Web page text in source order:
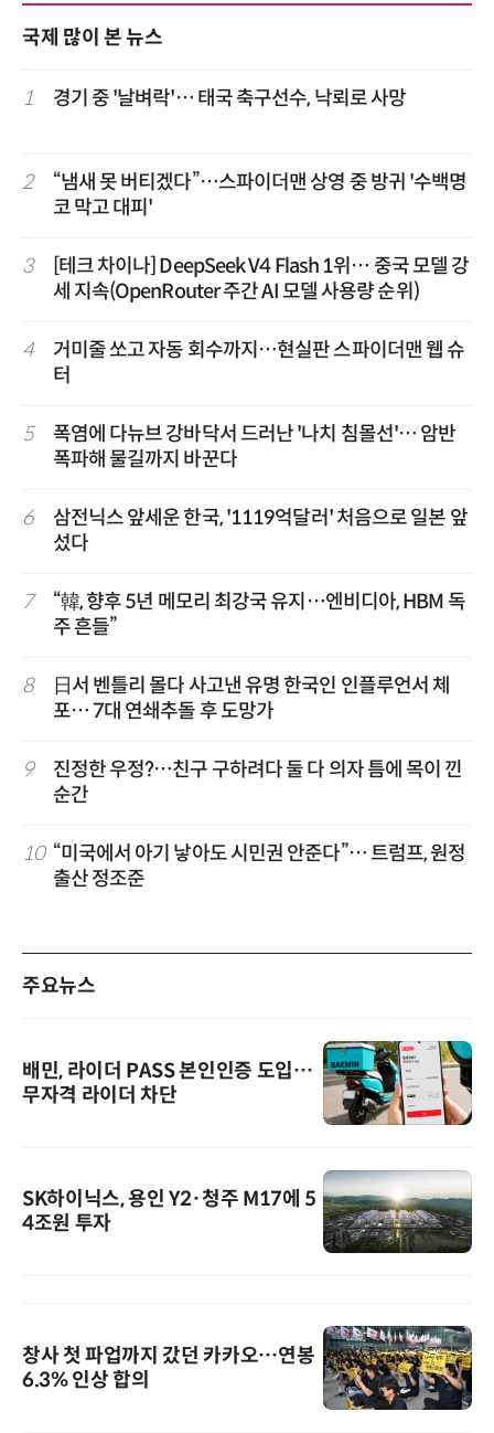
국제 많이 본 뉴스
1 경기 중 '날벼락'… 태국 축구선수, 낙뢰로 사망
2
“냄새 못 버티겠다”…스파이더맨 상영 중 방귀 '수백명
코 막고 대피'
3
[테크 차이나] DeepSeek V4 Flash 1위… 중국 모델 강
세 지속(OpenRouter 주간 AI 모델 사용량 순위)
4
거미줄 쏘고 자동 회수까지…현실판 스파이더맨 웹 슈
터
5
폭염에 다뉴브 강바닥서 드러난 '나치 침몰선'… 암반
폭파해 물길까지 바꾼다
6
삼전닉스 앞세운 한국, '1119억달러' 처음으로 일본 앞
섰다
7
“韓, 향후 5년 메모리 최강국 유지…엔비디아, HBM 독
주 흔들”
8
日서 벤틀리 몰다 사고낸 유명 한국인 인플루언서 체
포… 7대 연쇄추돌 후 도망가
9
진정한 우정?…친구 구하려다 둘 다 의자 틈에 목이 낀
순간
10 “미국에서 아기 낳아도 시민권 안준다”… 트럼프, 원정
출산 정조준
주요뉴스
배민, 라이더 PASS 본인인증 도입…
무자격 라이더 차단
SK하이닉스, 용인 Y2·청주 M17에 5
4조원 투자
창사 첫 파업까지 갔던 카카오…연봉
6.3% 인상 합의